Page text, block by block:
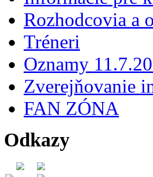
Rozhodcovia a
Tréneri
Oznamy
Zverejňovanie
FAN ZÓNA
Odkazy